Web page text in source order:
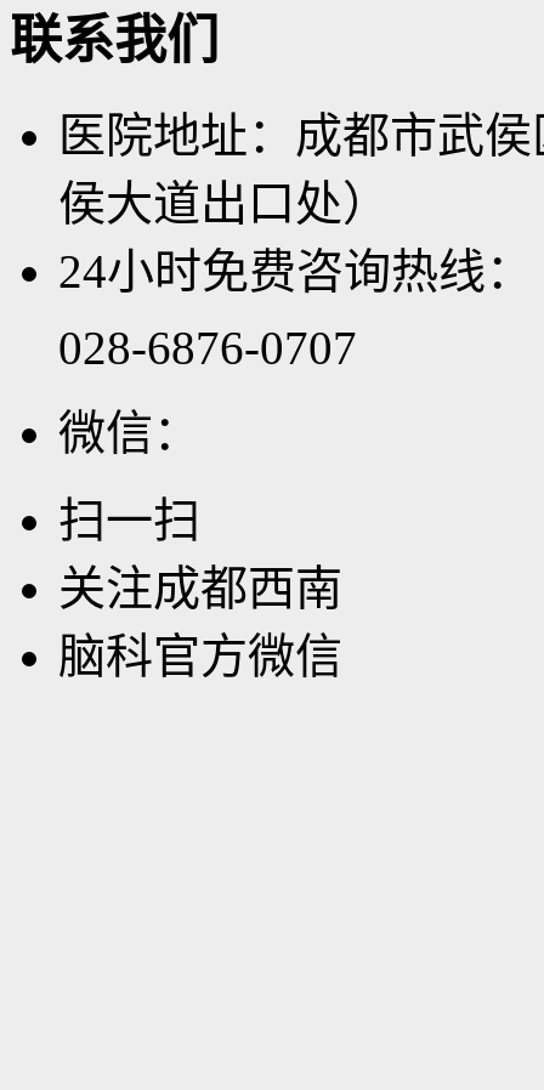
联系我们
医院地址：成都市武
侯大道出口处）
24小时免费咨询热线：
028-6876-0707
微信：
扫一扫
关注成都西南
脑科官方微信